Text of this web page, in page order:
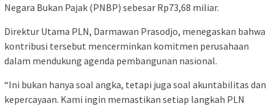
Negara Bukan Pajak (PNBP) sebesar Rp73,68 miliar.
Direktur Utama PLN, Darmawan Prasodjo, menegaskan bahwa
kontribusi tersebut mencerminkan komitmen perusahaan
dalam mendukung agenda pembangunan nasional.
“Ini bukan hanya soal angka, tetapi juga soal akuntabilitas dan
kepercayaan. Kami ingin memastikan setiap langkah PLN